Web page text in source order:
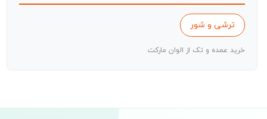
ترشی و شور
خرید عمده و تک از الوان مارکت